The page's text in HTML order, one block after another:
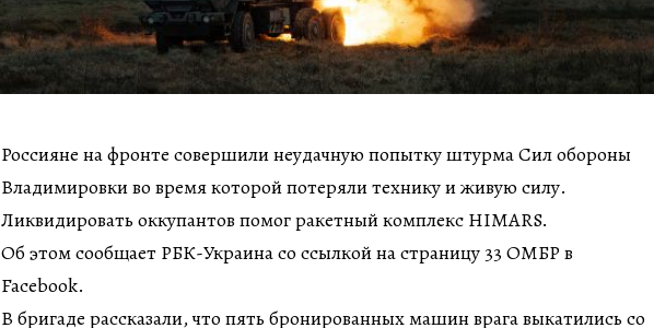
Россияне на фронте совершили неудачную попытку штурма Сил обороны
Владимировки во время которой потеряли технику и живую силу.
Ликвидировать оккупантов помог ракетный комплекс HIMARS.
Об этом сообщает РБК-Украина со ссылкой на страницу 33 ОМБР в
Facebook.
В бригаде рассказали, что пять бронированных машин врага выкатились со